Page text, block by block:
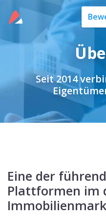
Seit 2014
Eine der
Plattformen im